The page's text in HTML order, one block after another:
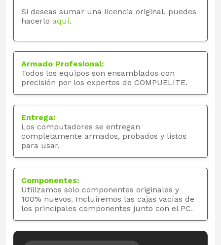
Si deseas sumar una licencia original, puedes
hacerlo aquí.
Armado Profesional:
Todos los equipos son ensamblados con
precisión por los expertos de COMPUELITE.
Entrega:
Los computadores se entregan
completamente armados, probados y listos
para usar.
Componentes:
Utilizamos solo componentes originales y
100% nuevos. Incluiremos las cajas vacías de
los principales componentes junto con el PC.